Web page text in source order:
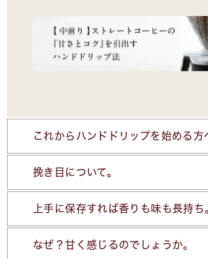
これからハンドドリップを始める方
挽き目について。
上手に保存すれば香りも味も長持ち
なぜ？甘く感じるのでしょうか。